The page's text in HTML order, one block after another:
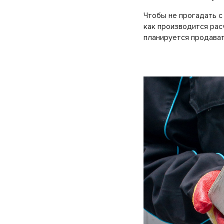
Чтобы не прогадать
как производится
планируется